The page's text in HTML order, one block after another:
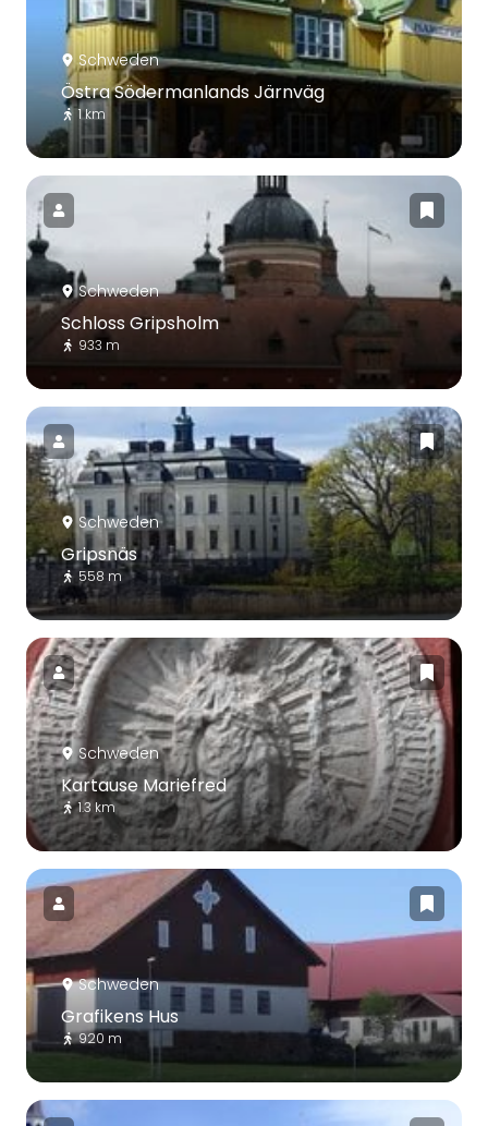
Schweden
Östra Södermanlands Järnväg
1 km
Schweden
Schloss Gripsholm
933 m
Schweden
Gripsnäs
558 m
Schweden
Kartause Mariefred
1.3 km
Schweden
Grafikens Hus
920 m